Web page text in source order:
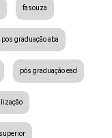
fasouza
pos graduação aba
pós graduação ead